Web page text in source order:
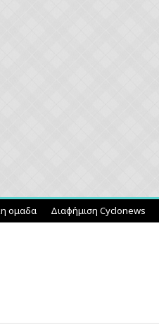
ομαδα Διαφήμιση Cyclonews